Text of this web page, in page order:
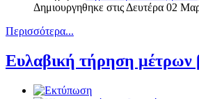
Δημιουργηθηκε στις Δευτέρα 02
Περισσότερα...
Ευλαβική τήρηση μέτρων